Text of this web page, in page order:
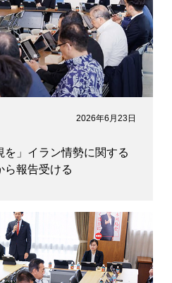
院議員
田 太郎
衆議院議員
小林 史明
2026年6月23日
を」イラン情勢に関する
ら報告受ける